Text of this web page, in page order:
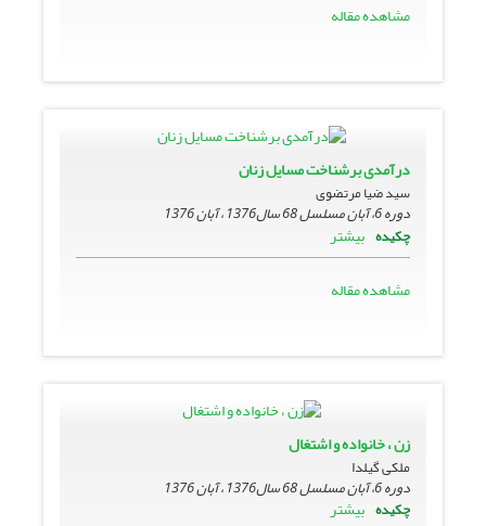
مشاهده مقاله
درآمدى برشناخت مسایل زنان
سید ضیا مرتضوى
دوره 6، آبان مسلسل 68 سال1376 ، آبان 1376
چکیده بیشتر
مشاهده مقاله
زن ، خانواده و اشتغال
ملکی گیلدا
دوره 6، آبان مسلسل 68 سال1376 ، آبان 1376
چکیده بیشتر